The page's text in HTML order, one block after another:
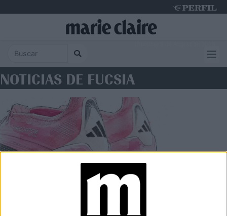
NOTICIAS DE FUCSIA